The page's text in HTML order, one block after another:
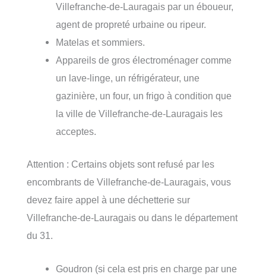
Villefranche-de-Lauragais par un éboueur,
agent de propreté urbaine ou ripeur.
Matelas et sommiers.
Appareils de gros électroménager comme
un lave-linge, un réfrigérateur, une
gazinière, un four, un frigo à condition que
la ville de Villefranche-de-Lauragais les
acceptes.
Attention : Certains objets sont refusé par les
encombrants de Villefranche-de-Lauragais, vous
devez faire appel à une déchetterie sur
Villefranche-de-Lauragais ou dans le département
du 31.
Goudron (si cela est pris en charge par une